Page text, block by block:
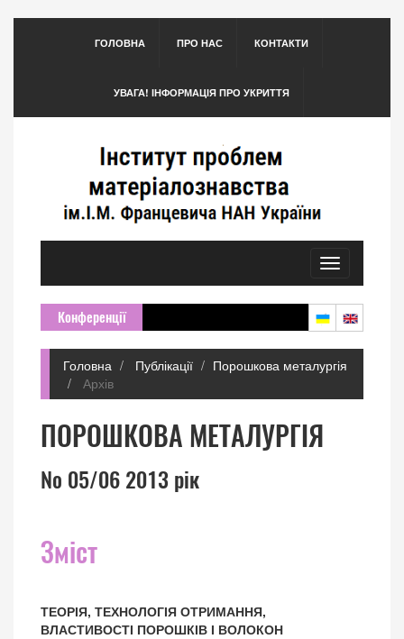
ГОЛОВНА ПРО НАС КОНТАКТИ
УВАГА! ІНФОРМАЦІЯ ПРО УКРИТТЯ
Toggle
navigation
Конференції
Головна Публікації
Порошкова металургія
Архів
ПОРОШКОВА МЕТАЛУРГІЯ
№ 05/06 2013 рік
Зміст
ТЕОРІЯ, ТЕХНОЛОГІЯ ОТРИМАННЯ,
ВЛАСТИВОСТІ ПОРОШКІВ І ВОЛОКОН